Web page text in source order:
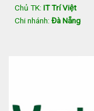
Chủ TK: IT Trí Việt
Chi nhánh: Đà Nẵng